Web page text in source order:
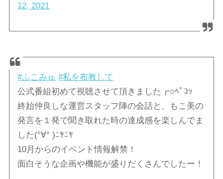
12, 2021
#ふこみゅ #私を布教して
公式番組初めて視聴させて頂きました┏○ﾍﾟｺｯ
終始仲良しな運営スタッフ陣の会話と、もこ美の
発言を１発で聞き取れた時の達成感を楽しんでま
した(°∀° )ﾆﾔﾆﾔ
10月からのイベント情報解禁！
面白そうな企画や機能が盛りだくさんでしたー！